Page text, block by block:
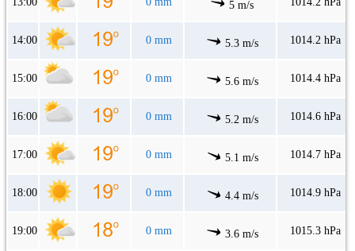
5 m/s
14:00 0 mm 5.3 m/s 1014.2 hPa
15:00 0 mm 5.6 m/s 1014.4 hPa
16:00 0 mm 5.2 m/s 1014.6 hPa
17:00 0 mm 5.1 m/s 1014.7 hPa
18:00 0 mm 4.4 m/s 1014.9 hPa
19:00 0 mm 3.6 m/s 1015.3 hPa